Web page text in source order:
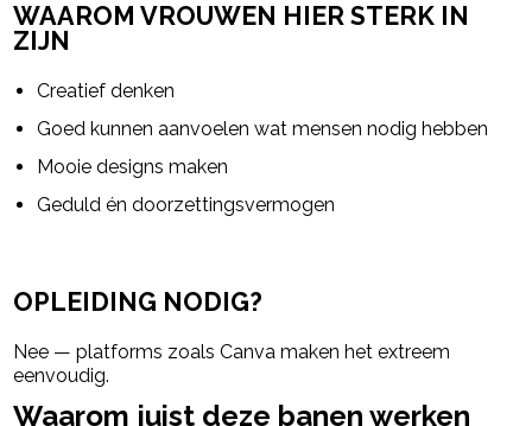
WAAROM VROUWEN HIER STERK IN
ZIJN
Creatief denken
Goed kunnen aanvoelen wat mensen nodig hebben
Mooie designs maken
Geduld én doorzettingsvermogen
OPLEIDING NODIG?
Nee — platforms zoals Canva maken het extreem
eenvoudig.
Waarom juist deze banen werken